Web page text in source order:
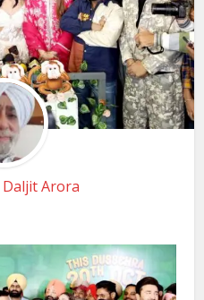
Daljit Arora